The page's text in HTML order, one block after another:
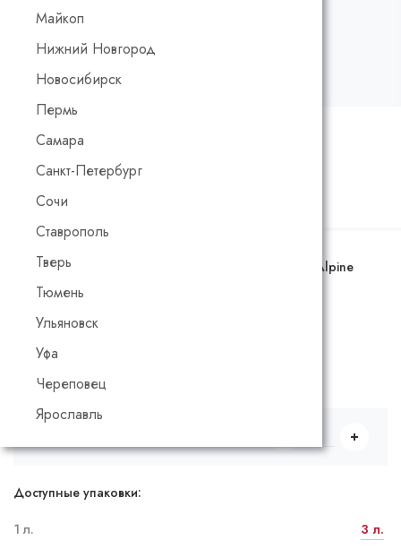
Майкоп
Нижний Новгород
Новосибирск
Пермь
Самара
Санкт-Петербург
Сочи
Ставрополь
Тверь
Тюмень
Ульяновск
Уфа
Череповец
Ярославль
Код товара:
Калькулятор расчета стоимости
Цвет:Страсть к путешествиям AS 06/1 (карта Adler Alpine
Selection)
Все цвета
Выбрать количество и объем
Доступные упаковки:
1 л. 3 л.